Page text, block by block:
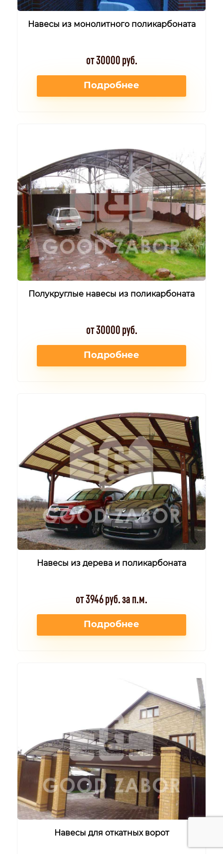
Навесы из монолитного поликарбоната
от 30000 руб.
Подробнее
Полукруглые навесы из поликарбоната
от 30000 руб.
Подробнее
Навесы из дерева и поликарбоната
от 3946 руб. за п.м.
Подробнее
Навесы для откатных ворот